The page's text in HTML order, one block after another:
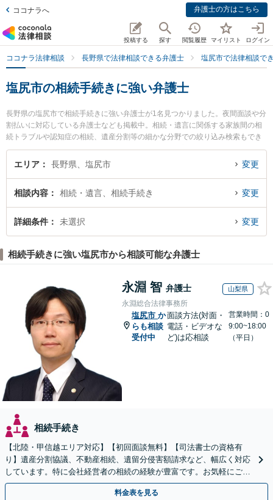
ココナラへ 弁護士の方はこちら
投稿する 探す 閲覧履歴 マイリスト ログイン
ココナラ法律相談 長野県で法律相談できる弁護士 塩尻市で法律相談で
塩尻市の相続手続きに強い弁護士
長野県の塩尻市で相続手続きに強い弁護士が1名見つかりました。夜間面談や分
割払いに対応している弁護士なども掲載中。相続・遺言に関係する家族間の相
続トラブルや認知症の相続、遺産分割等の細かな分野での絞り込み検索もでき
便利です。特に塩尻法律事務所の池内 好史弁護士のプロフィール情報や弁護士
費用、強みなどが注目されています。『塩尻市で土日や夜間に発生した相続手
相談できる塩尻市内の弁護士に相談予約したい』などでお困りの相談者さんに
おすすめです。
エリア 長野県、塩尻市 変更
相談内容 相続・遺言、相続手続き 変更
詳細条件 未選択 変更
相続手続きに強い塩尻市から相談可能な弁護士
永淵 智 弁護士 山梨県
永淵総合法律事務所
塩尻市 か
らも相談
受付中
面談方法(対面・
電話・ビデオな
ど)は応相談
営業時間：0
9:00~18:00
（平日）
相続手続き
【北陸・甲信越エリア対応】【初回面談無料】【司法書士の資格有
り】遺産分割協議、不動産相続、遺留分侵害額請求など、幅広く対応
しています。特に会社経営者の相続の経験が豊富です。お気軽にご相
談ください。【休日・夜間面談可】【オンライン面談可】
料金表を見る